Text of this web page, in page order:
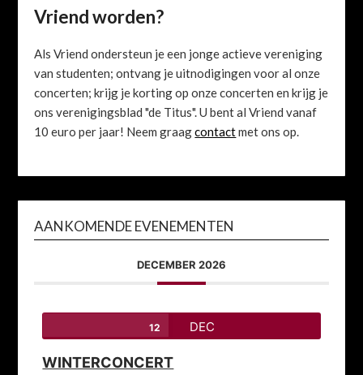
Vriend worden?
Als Vriend ondersteun je een jonge actieve vereniging
van studenten; ontvang je uitnodigingen voor al onze
concerten; krijg je korting op onze concerten en krijg je
ons verenigingsblad "de Titus". U bent al Vriend vanaf
10 euro per jaar! Neem graagcontactmet ons op.
AANKOMENDE EVENEMENTEN
DECEMBER 2026
12 DEC
WINTERCONCERT